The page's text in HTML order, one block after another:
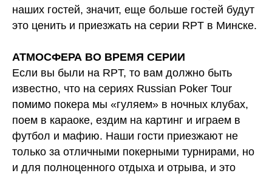
наших гостей, значит, еще больше гостей будут
это ценить и приезжать на серии RPT в Минске.
АТМОСФЕРА ВО ВРЕМЯ СЕРИИ
Если вы были на RPT, то вам должно быть
известно, что на сериях Russian Poker Tour
помимо покера мы «гуляем» в ночных клубах,
поем в караоке, ездим на картинг и играем в
футбол и мафию. Наши гости приезжают не
только за отличными покерными турнирами, но
и для полноценного отдыха и отрыва, и это